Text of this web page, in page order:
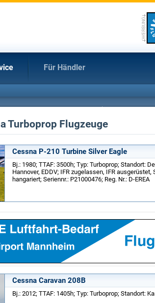
Für Händler
Turboprop Flugzeuge
Cessna P-210 Turbine Silver Eagle
Bj.: 1980; TTAF: 3500h; Typ: Turboprop; Standort:
Hannover, EDDV; IFR zugelassen, IFR ausgerüstet,
hangariert; Seriennr.: P21000476; Reg. Nr.: D-EREA
Cessna Caravan 208B
Bj.: 2012; TTAF: 1405h; Typ: Turboprop; Standort: